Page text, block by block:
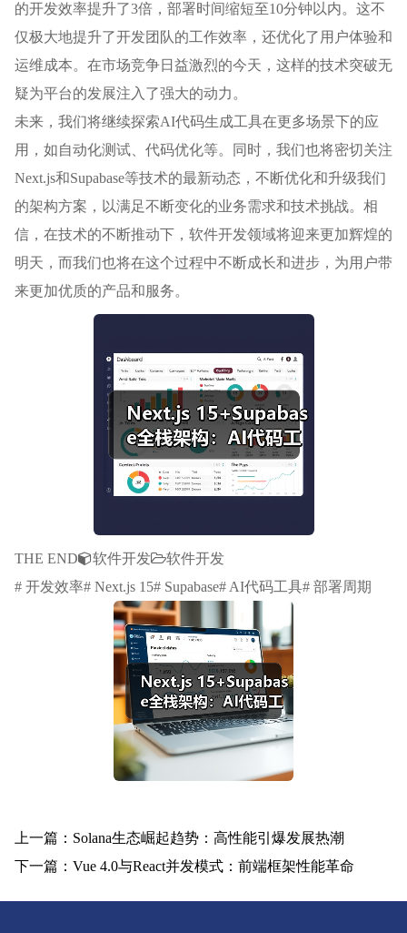
的开发效率提升了3倍，部署时间缩短至10分钟以内。这不
仅极大地提升了开发团队的工作效率，还优化了用户体验和
运维成本。在市场竞争日益激烈的今天，这样的技术突破无
疑为平台的发展注入了强大的动力。
未来，我们将继续探索AI代码生成工具在更多场景下的应
用，如自动化测试、代码优化等。同时，我们也将密切关注
Next.js和Supabase等技术的最新动态，不断优化和升级我们
的架构方案，以满足不断变化的业务需求和技术挑战。相
信，在技术的不断推动下，软件开发领域将迎来更加辉煌的
明天，而我们也将在这个过程中不断成长和进步，为用户带
来更加优质的产品和服务。
THE END 软件开发
软件开发
# 开发效率# Next.js 15# Supabase# AI代码工具# 部署周期
上一篇：Solana生态崛起趋势：高性能引爆发展热潮
下一篇：Vue 4.0与React并发模式：前端框架性能革命